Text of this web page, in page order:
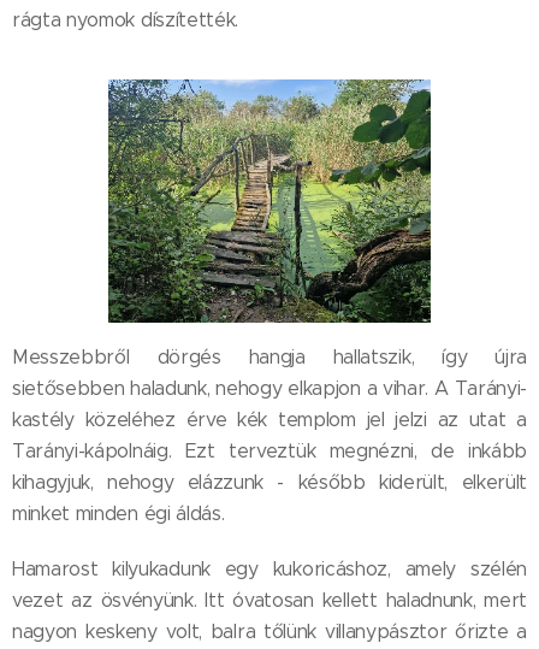
rágta nyomok díszítették.
Messzebbről dörgés hangja hallatszik, így újra
sietősebben haladunk, nehogy elkapjon a vihar. A Tarányi-
kastély közeléhez érve kék templom jel jelzi az utat a
Tarányi-kápolnáig. Ezt terveztük megnézni, de inkább
kihagyjuk, nehogy elázzunk - később kiderült, elkerült
minket minden égi áldás.
Hamarost kilyukadunk egy kukoricáshoz, amely szélén
vezet az ösvényünk. Itt óvatosan kellett haladnunk, mert
nagyon keskeny volt, balra tőlünk villanypásztor őrizte a